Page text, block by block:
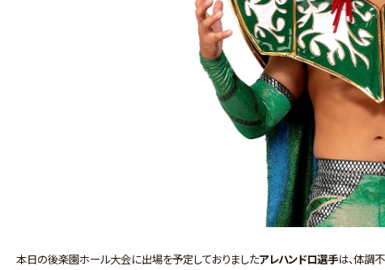
本日の後楽園ホール大会に出場を予定しておりましたアレハンドロ選手は、体調